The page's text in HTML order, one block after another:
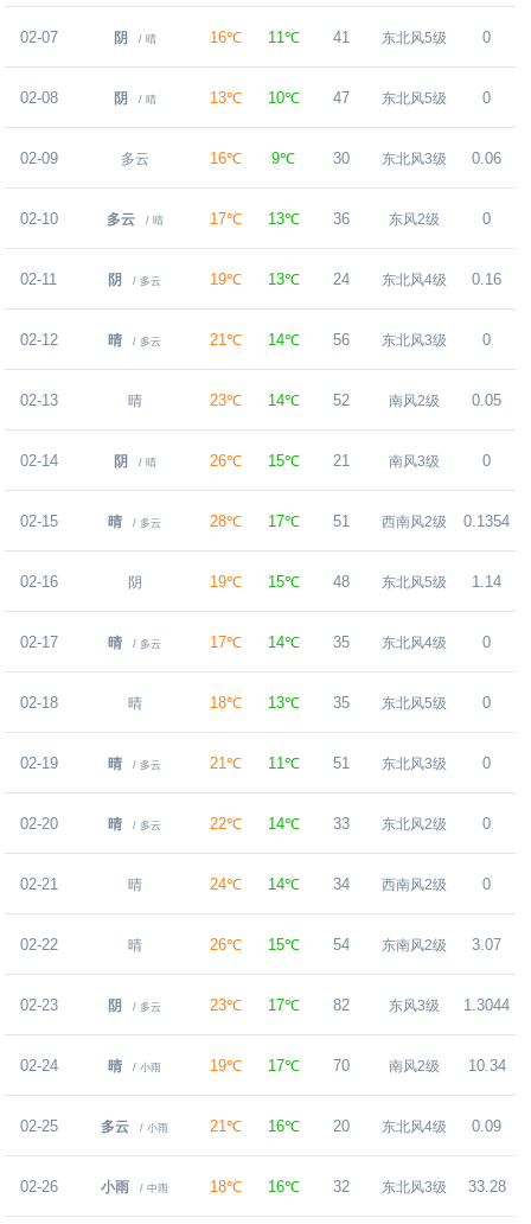
02-07 阴 / 晴 16℃ 11℃ 41 东北风5级 0
02-08 阴 / 晴 13℃ 10℃ 47 东北风5级 0
02-09 多云 16℃ 9℃ 30 东北风3级 0.06
02-10 多云 / 晴 17℃ 13℃ 36 东风2级 0
02-11 阴 / 多云 19℃ 13℃ 24 东北风4级 0.16
02-12 晴 / 多云 21℃ 14℃ 56 东北风3级 0
02-13 晴 23℃ 14℃ 52 南风2级 0.05
02-14 阴 / 晴 26℃ 15℃ 21 南风3级 0
02-15 晴 / 多云 28℃ 17℃ 51 西南风2级 0.1354
02-16 阴 19℃ 15℃ 48 东北风5级 1.14
02-17 晴 / 多云 17℃ 14℃ 35 东北风4级 0
02-18 晴 18℃ 13℃ 35 东北风5级 0
02-19 晴 / 多云 21℃ 11℃ 51 东北风3级 0
02-20 晴 / 多云 22℃ 14℃ 33 东北风2级 0
02-21 晴 24℃ 14℃ 34 西南风2级 0
02-22 晴 26℃ 15℃ 54 东南风2级 3.07
02-23 阴 / 多云 23℃ 17℃ 82 东风3级 1.3044
02-24 晴 / 小雨 19℃ 17℃ 70 南风2级 10.34
02-25 多云 / 小雨 21℃ 16℃ 20 东北风4级 0.09
02-26 小雨 / 中雨 18℃ 16℃ 32 东北风3级 33.28